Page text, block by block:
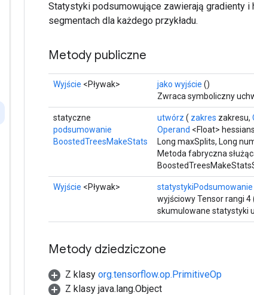
Statystyki podsumowujące zawierają gradienty
segmentach dla każdego przykładu.
Metody publiczne
Wyjście <Pływak> jako wyjście ()
Zwraca symboliczny
statyczne
podsumowanie
BoostedTreesMakeStats
utwórz ( zakres zakresu,
Operand <Float>
Long maxSplits, Long
Metoda fabryczna
Wyjście <Pływak> statystykiPodsumowanie
wyjściowy Tensor rangi
skumulowane statystyki
Metody dziedziczone
Z klasy org.tensorflow.op.PrimitiveOp
Z klasy java.lang.Object